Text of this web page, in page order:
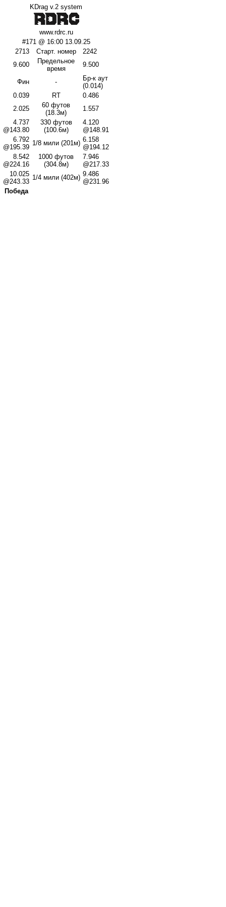
KDrag v.2 system
www.rdrc.ru
#171 @ 16:00 13.09.25
2713
Старт. номер
2242
9.600
Предельное
время
9.500
Фин -
Бр-к аут
(0.014)
0.039
RT
0.486
2.025
60 футов
(18.3м)
1.557
4.737
@143.80
330 футов
(100.6м)
4.120
@148.91
6.792
@195.39
1/8 мили (201м) 6.158
@194.12
8.542
@224.16
1000 футов
(304.8м)
7.946
@217.33
10.025
@243.33
1/4 мили (402м) 9.486
@231.96
Победа